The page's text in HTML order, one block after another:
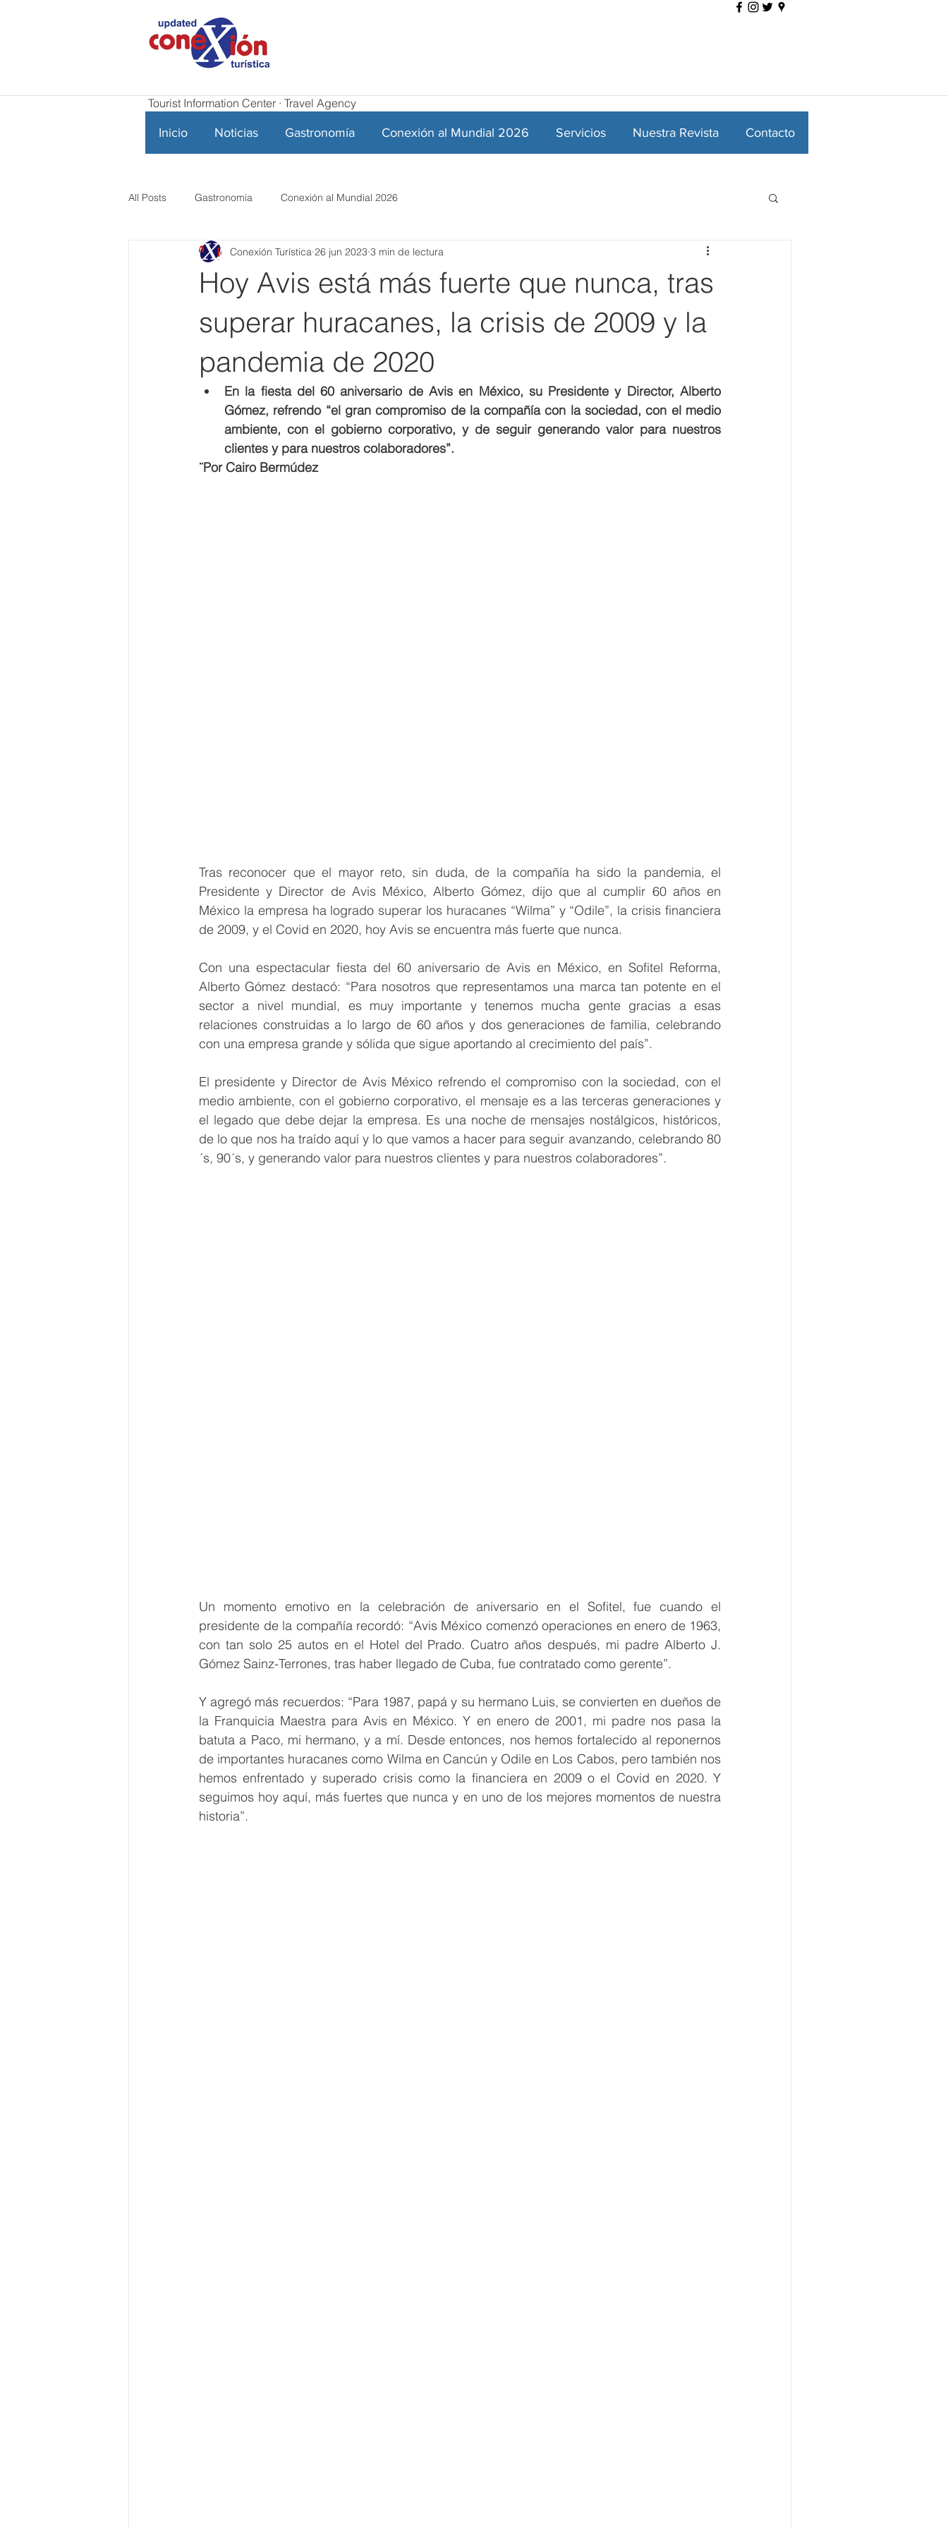
Tourist Information Center · Travel Agency
Inicio Noticias Gastronomía Conexión al Mundial 2026 Servicios Nuestra Revista Contacto
All Posts Gastronomia Conexión al Mundial 2026
Hoy Avis está más fuerte que nunca, tras
superar huracanes, la crisis de 2009 y la
pandemia de 2020
Conexión Turística 26 jun 2023 3 min de lectura
En la fiesta del 60 aniversario de Avis en México, su Presidente y Director, Alberto
Gómez, refrendo “el gran compromiso de la compañía con la sociedad, con el medio
ambiente, con el gobierno corporativo, y de seguir generando valor para nuestros
clientes y para nuestros colaboradores”.
¨Por Cairo Bermúdez
Tras reconocer que el mayor reto, sin duda, de la compañía ha sido la pandemia, el
Presidente y Director de Avis México, Alberto Gómez, dijo que al cumplir 60 años en
México la empresa ha logrado superar los huracanes “Wilma” y “Odile”, la crisis financiera
de 2009, y el Covid en 2020, hoy Avis se encuentra más fuerte que nunca.
Con una espectacular fiesta del 60 aniversario de Avis en México, en Sofitel Reforma,
Alberto Gómez destacó: “Para nosotros que representamos una marca tan potente en el
sector a nivel mundial, es muy importante y tenemos mucha gente gracias a esas
relaciones construidas a lo largo de 60 años y dos generaciones de familia, celebrando
con una empresa grande y sólida que sigue aportando al crecimiento del país”.
El presidente y Director de Avis México refrendo el compromiso con la sociedad, con el
medio ambiente, con el gobierno corporativo, el mensaje es a las terceras generaciones y
el legado que debe dejar la empresa. Es una noche de mensajes nostálgicos, históricos,
de lo que nos ha traído aquí y lo que vamos a hacer para seguir avanzando, celebrando 80
´s, 90´s, y generando valor para nuestros clientes y para nuestros colaboradores”.
Un momento emotivo en la celebración de aniversario en el Sofitel, fue cuando el
presidente de la compañía recordó: “Avis México comenzó operaciones en enero de 1963,
con tan solo 25 autos en el Hotel del Prado. Cuatro años después, mi padre Alberto J.
Gómez Sainz-Terrones, tras haber llegado de Cuba, fue contratado como gerente”.
Y agregó más recuerdos: “Para 1987, papá y su hermano Luis, se convierten en dueños de
la Franquicia Maestra para Avis en México. Y en enero de 2001, mi padre nos pasa la
batuta a Paco, mi hermano, y a mí. Desde entonces, nos hemos fortalecido al reponernos
de importantes huracanes como Wilma en Cancún y Odile en Los Cabos, pero también nos
hemos enfrentado y superado crisis como la financiera en 2009 o el Covid en 2020. Y
seguimos hoy aquí, más fuertes que nunca y en uno de los mejores momentos de nuestra
historia”.